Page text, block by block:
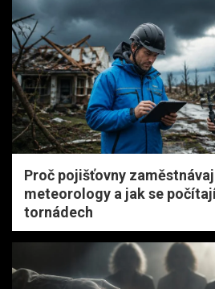
Proč pojišťovny
meteorology a jak se
tornádech